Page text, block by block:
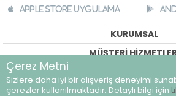
Apple Store Uygulama
KURUMSAL
MÜŞTERİ
©breeze.com.tr - Tüm hakları
Çerez Metni
Sizlere daha iyi bir alışveriş deneyimi
çerezler kullanılmaktadır. Detaylı bilgi için